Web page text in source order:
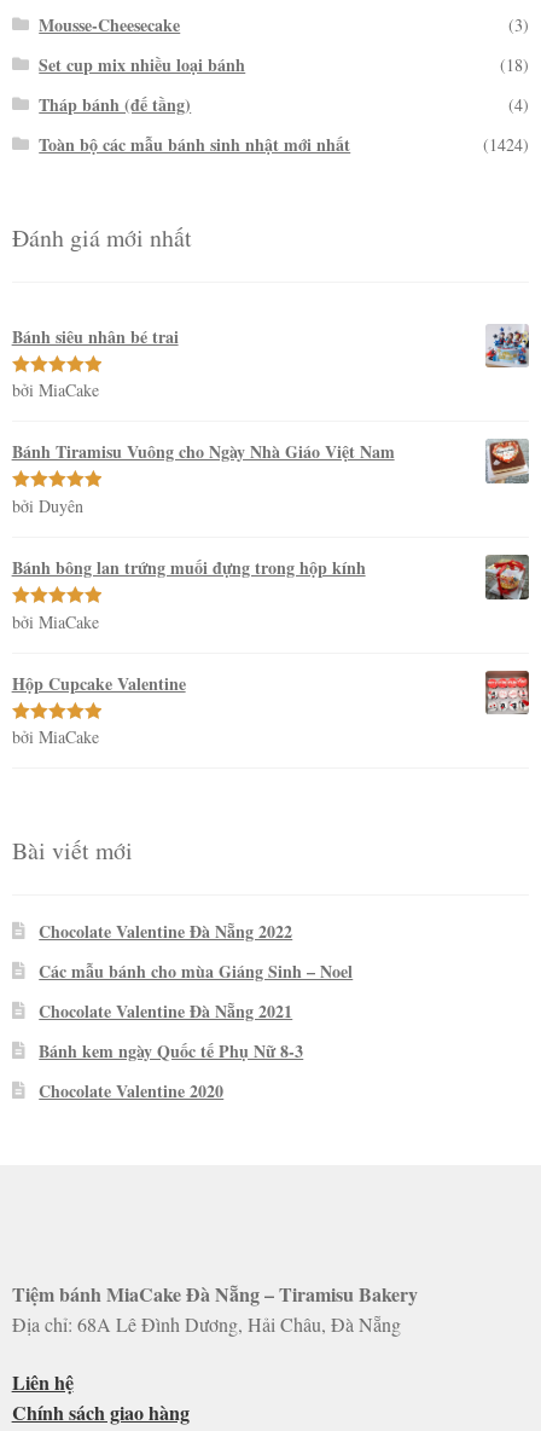
Mousse-Cheesecake (3)
Set cup mix nhiều loại bánh (18)
Tháp bánh (đế tầng) (4)
Toàn bộ các mẫu bánh sinh nhật mới nhất (1424)
Đánh giá mới nhất
Bánh siêu nhân bé trai
Được xếp
bởi MiaCake
Bánh Tiramisu Vuông cho Ngày Nhà Giáo Việt Nam
Được xếp
bởi Duyên
Bánh bông lan trứng muối đựng trong hộp kính
Được xếp
bởi MiaCake
Hộp Cupcake Valentine
Được xếp
bởi MiaCake
Bài viết mới
Chocolate Valentine Đà Nẵng 2022
Các mẫu bánh cho mùa Giáng Sinh – Noel
Chocolate Valentine Đà Nẵng 2021
Bánh kem ngày Quốc tế Phụ Nữ 8-3
Chocolate Valentine 2020
Tiệm bánh MiaCake Đà Nẵng – Tiramisu Bakery
Địa chỉ: 68A Lê Đình Dương, Hải Châu, Đà Nẵng
Liên hệ
Chính sách giao hàng